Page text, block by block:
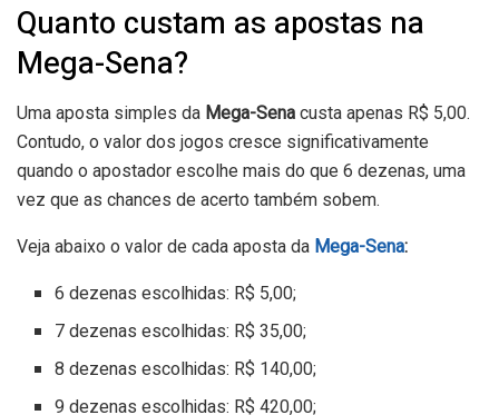
Quanto custam as apostas na
Mega-Sena?
Uma aposta simples da Mega-Sena custa apenas R$ 5,00.
Contudo, o valor dos jogos cresce significativamente
quando o apostador escolhe mais do que 6 dezenas, uma
vez que as chances de acerto também sobem.
Veja abaixo o valor de cada aposta da Mega-Sena:
6 dezenas escolhidas: R$ 5,00;
7 dezenas escolhidas: R$ 35,00;
8 dezenas escolhidas: R$ 140,00;
9 dezenas escolhidas: R$ 420,00;